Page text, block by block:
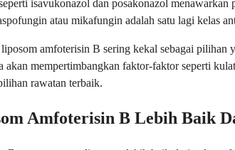
isavukonazol dan posakonazol
atau mikafungin adalah satu lagi kelas
amfoterisin B sering kekal sebagai
akan mempertimbangkan faktor-faktor seperti
rawatan terbaik.
Amfoterisin B Lebih Baik